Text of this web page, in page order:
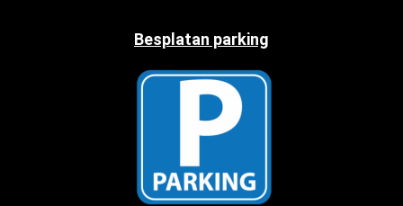
Besplatan parking